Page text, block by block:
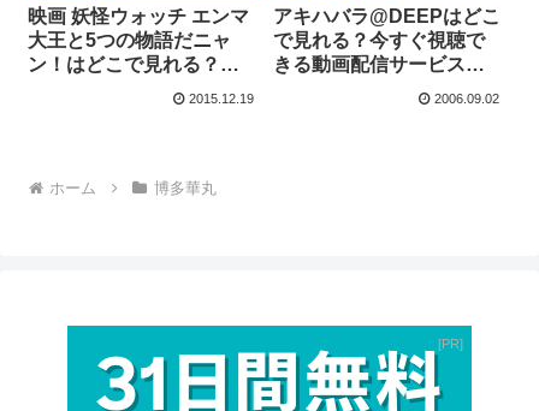
映画 妖怪ウォッチ エンマ
大王と5つの物語だニャ
ン！はどこで見れる？今
すぐ視聴できる動画配信
2015.12.19
アキハバラ@DEEPはどこ
で見れる？今すぐ視聴で
きる動画配信サービスを
2006.09.02
ホーム 博多華丸
PR